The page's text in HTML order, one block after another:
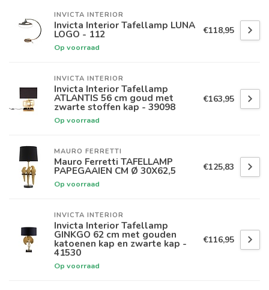
INVICTA INTERIOR
Invicta Interior Tafellamp LUNA
LOGO - 112
Op voorraad
€118,95
INVICTA INTERIOR
Invicta Interior Tafellamp
ATLANTIS 56 cm goud met
zwarte stoffen kap - 39098
Op voorraad
€163,95
MAURO FERRETTI
Mauro Ferretti TAFELLAMP
PAPEGAAIEN CM Ø 30X62,5
Op voorraad
€125,83
INVICTA INTERIOR
Invicta Interior Tafellamp
GINKGO 62 cm met gouden
katoenen kap en zwarte kap -
41530
Op voorraad
€116,95